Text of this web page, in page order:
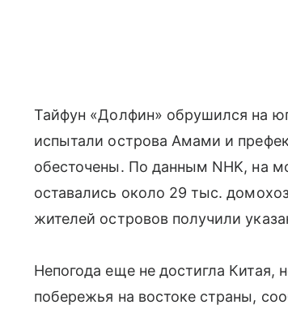
Тайфун «Долфин» обрушился на
испытали острова Амами и
обесточены. По данным NHK, на
оставались около 29 тыс.
жителей островов получили
Непогода еще не достигла
побережья на востоке страны,